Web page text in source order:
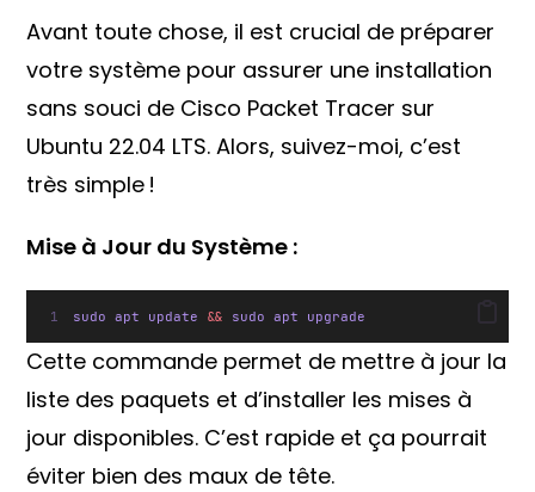
Avant toute chose, il est crucial de préparer
votre système pour assurer une installation
sans souci de Cisco Packet Tracer sur
Ubuntu 22.04 LTS. Alors, suivez-moi, c’est
très simple !
Mise à Jour du Système :
sudo apt update && sudo apt upgrade
Cette commande permet de mettre à jour la
liste des paquets et d’installer les mises à
jour disponibles. C’est rapide et ça pourrait
éviter bien des maux de tête.